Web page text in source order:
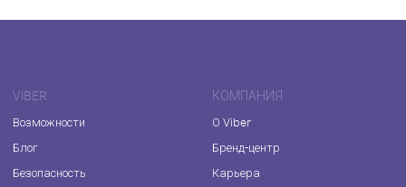
VIBER
Возможности
Блог
Безопасность
КОМПАНИЯ
О Viber
Бренд-центр
Карьера